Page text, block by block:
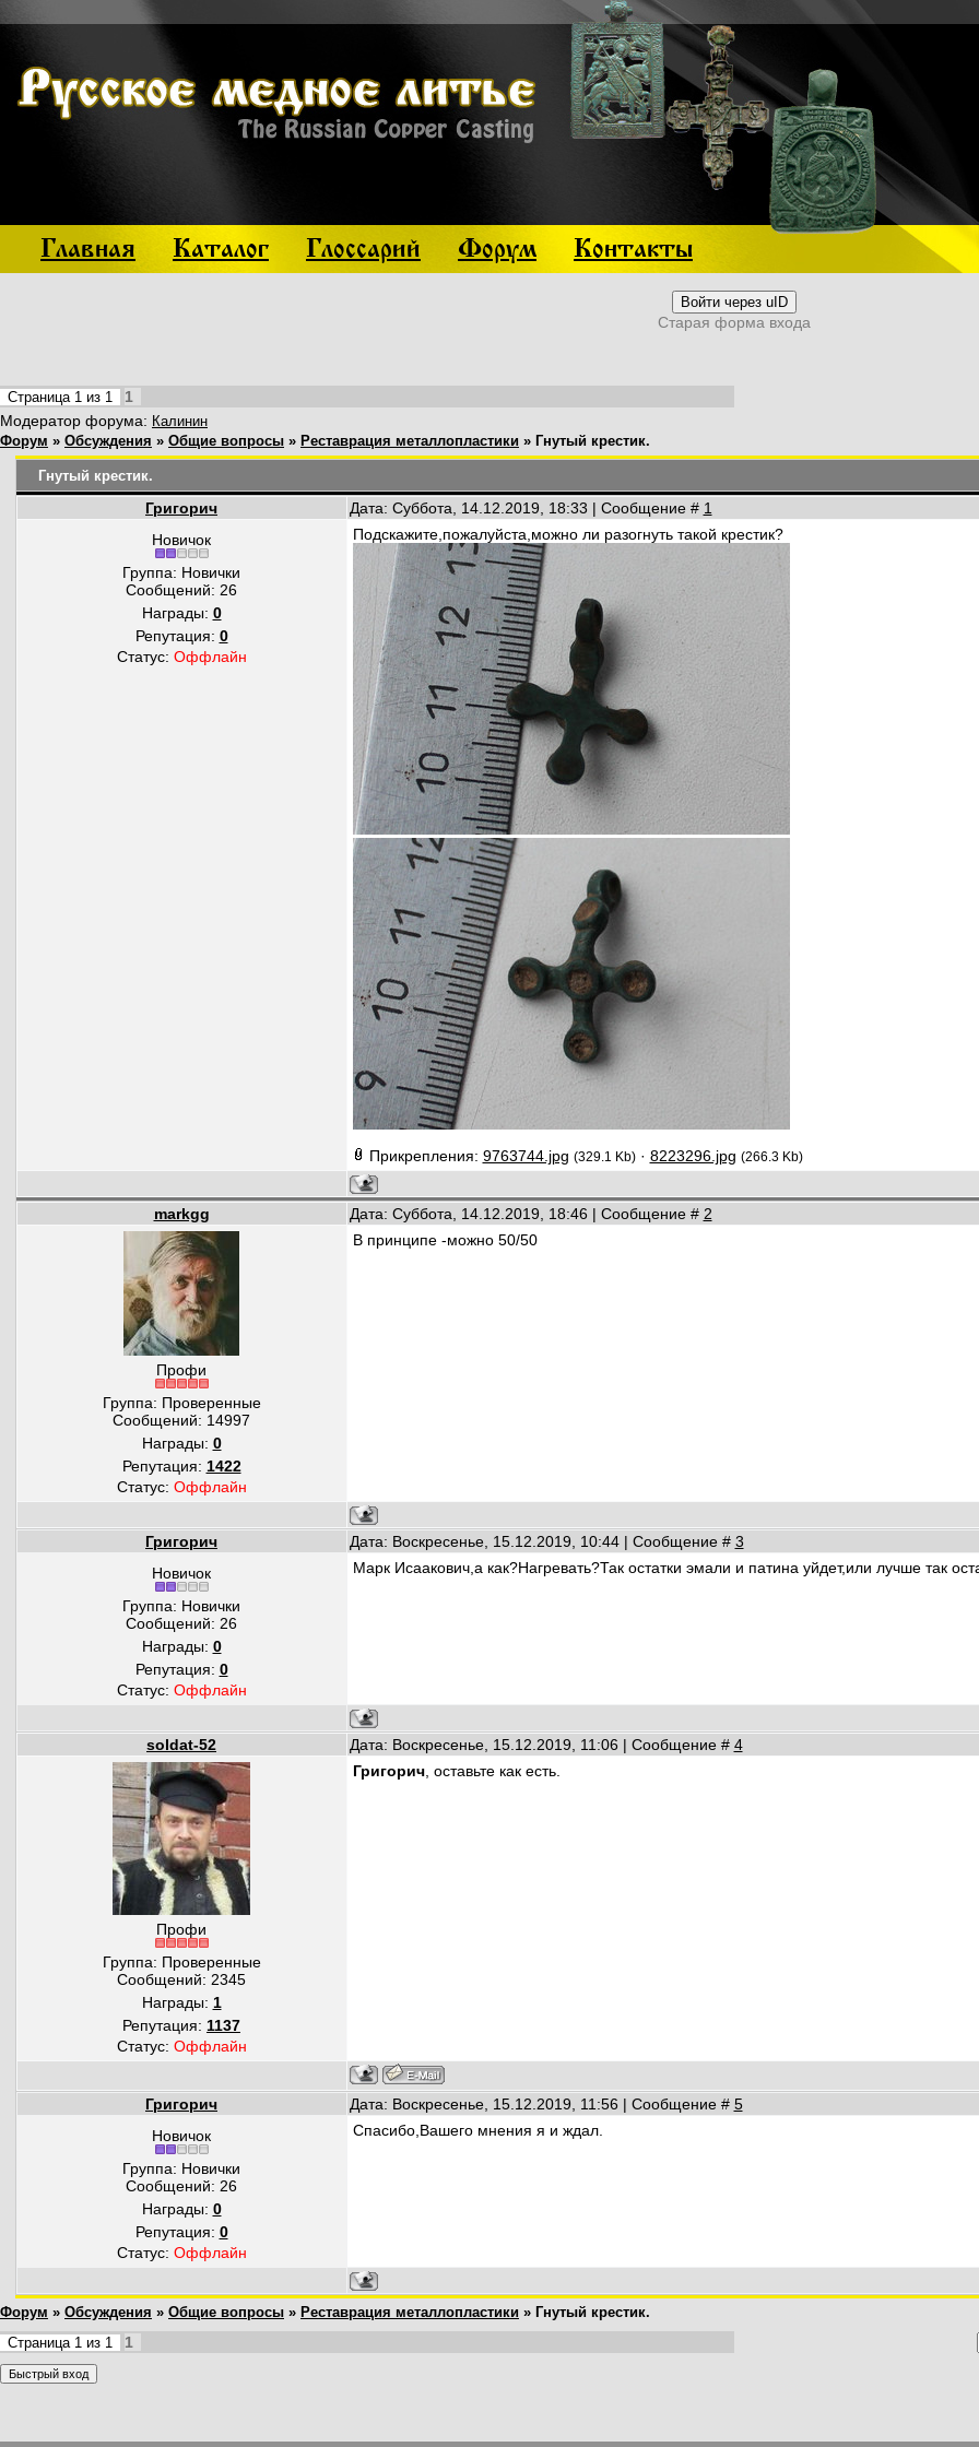
Главная Каталог Глоссарий Форум Контакты
Войти через uID
Старая форма входа
Страница 1 из 1
1
Модератор форума: Калинин
Форум » Обсуждения » Общие вопросы » Реставрация металлопластики » Гнутый крестик.
Гнутый крестик.
Григорич Дата: Суббота, 14.12.2019, 18:33 | Сообщение # 1
Новичок
Группа: Новички
Сообщений: 26
Награды: 0
Репутация: 0
Статус: Оффлайн
Подскажите,пожалуйста,можно ли разогнуть такой крестик?
Прикрепления: 9763744.jpg (329.1 Kb) · 8223296.jpg (266.3 Kb)
markgg Дата: Суббота, 14.12.2019, 18:46 | Сообщение # 2
Профи
Группа: Проверенные
Сообщений: 14997
Награды: 0
Репутация: 1422
Статус: Оффлайн
В принципе -можно 50/50
Григорич Дата: Воскресенье, 15.12.2019, 10:44 | Сообщение # 3
Новичок
Группа: Новички
Сообщений: 26
Награды: 0
Репутация: 0
Статус: Оффлайн
Марк Исаакович,а как?Нагревать?Так остатки эмали и патина уйдет,или лучше так
soldat-52 Дата: Воскресенье, 15.12.2019, 11:06 | Сообщение # 4
Профи
Группа: Проверенные
Сообщений: 2345
Награды: 1
Репутация: 1137
Статус: Оффлайн
Григорич, оставьте как есть.
Григорич Дата: Воскресенье, 15.12.2019, 11:56 | Сообщение # 5
Новичок
Группа: Новички
Сообщений: 26
Награды: 0
Репутация: 0
Статус: Оффлайн
Спасибо,Вашего мнения я и ждал.
Форум » Обсуждения » Общие вопросы » Реставрация металлопластики » Гнутый крестик.
Страница 1 из 1
1